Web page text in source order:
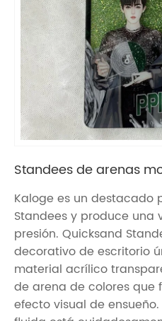
Standees de arenas
Kaloge es un destacado
Standees y produce
presión. Quicksand
decorativo de escritorio
material acrílico
de arena de colores que
efecto visual de